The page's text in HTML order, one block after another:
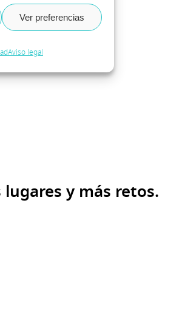
Ver preferencias
Aviso legal
y más retos.